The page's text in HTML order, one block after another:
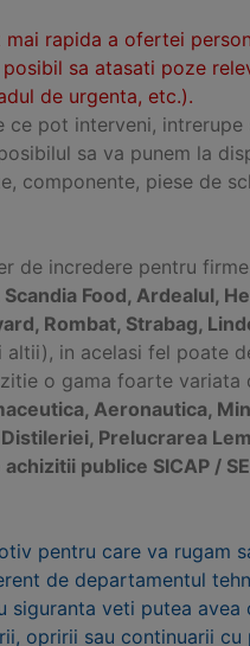
rapida a ofertei
sa atasati poze
de urgenta, etc.).
pot interveni, intrerupe
sa va punem la
componente, piese de
de incredere pentru
Food, Ardealul,
Rombat, Strabag,
altii), in acelasi fel poate
o gama foarte
Aeronautica,
Prelucrarea
publice SICAP /
pentru care va rugam
de departamentul
veti putea
opririi sau continuarii